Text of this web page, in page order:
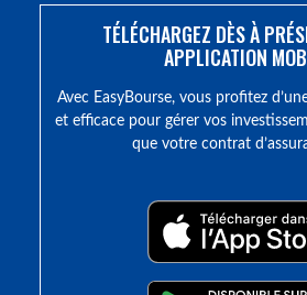
TÉLÉCHARGEZ DÈS À
APPLICATION
Avec EasyBourse, vous profitez
et efficace pour gérer vos
que votre contrat